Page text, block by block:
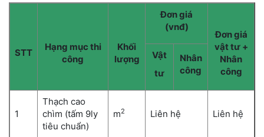
STT
Hạng mục thi
công
Khối
lượng
Đơn giá
(vnđ)
Đơn giá
vật tư +
Nhân
công
Vật
tư
Nhân
công
1
Thạch cao
chìm (tấm 9ly
tiêu chuẩn)
m2 Liên hệ Liên hệ